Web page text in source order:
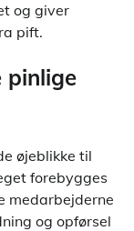
og giver
pift.
pinlige
øjeblikke til
forebygges
medarbejderne
og opførsel